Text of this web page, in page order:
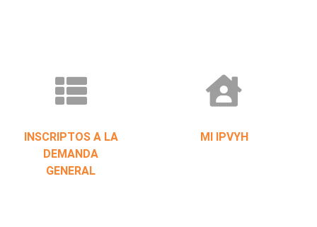
INSCRIPTOS A LA
DEMANDA
GENERAL
MI IPVYH